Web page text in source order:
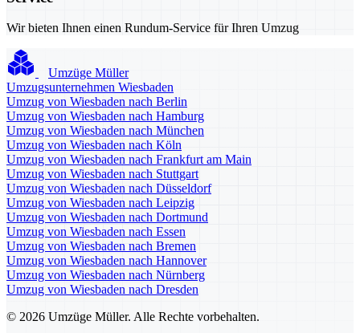
Wir bieten Ihnen einen Rundum-Service für Ihren Umzug
Umzüge Müller
Umzugsunternehmen Wiesbaden
Umzug von Wiesbaden nach Berlin
Umzug von Wiesbaden nach Hamburg
Umzug von Wiesbaden nach München
Umzug von Wiesbaden nach Köln
Umzug von Wiesbaden nach Frankfurt am Main
Umzug von Wiesbaden nach Stuttgart
Umzug von Wiesbaden nach Düsseldorf
Umzug von Wiesbaden nach Leipzig
Umzug von Wiesbaden nach Dortmund
Umzug von Wiesbaden nach Essen
Umzug von Wiesbaden nach Bremen
Umzug von Wiesbaden nach Hannover
Umzug von Wiesbaden nach Nürnberg
Umzug von Wiesbaden nach Dresden
© 2026 Umzüge Müller. Alle Rechte vorbehalten.